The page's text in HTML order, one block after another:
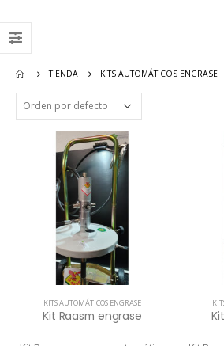
TIENDA KITS AUTOMÁTICOS ENGRASE
KITS AUTOMÁTICOS ENGRASE
Kit Raasm engrase